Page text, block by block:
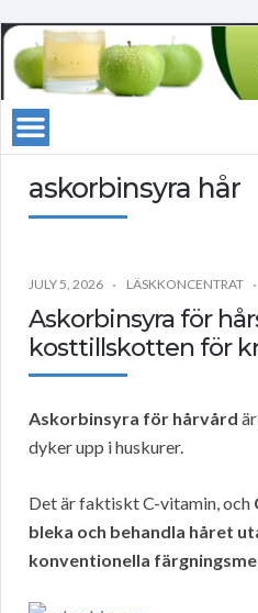
askorbinsyra hår
JULY 5, 2026 LÄSKKONCENTRAT
Askorbinsyra för
kosttillskotten för
Askorbinsyra för hårvård
dyker upp i huskurer.
Det är faktiskt C-vitamin, och
bleka och behandla håret
konventionella